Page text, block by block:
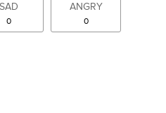
SAD
0
ANGRY
0